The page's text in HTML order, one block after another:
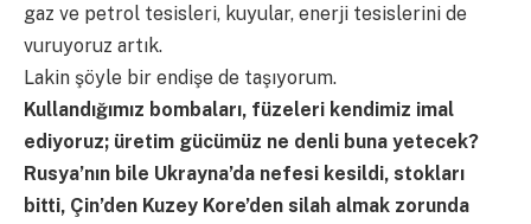
gaz ve petrol tesisleri, kuyular, enerji tesislerini de
vuruyoruz artık.
Lakin şöyle bir endişe de taşıyorum.
Kullandığımız bombaları, füzeleri kendimiz imal
ediyoruz; üretim gücümüz ne denli buna yetecek?
Rusya’nın bile Ukrayna’da nefesi kesildi, stokları
bitti, Çin’den Kuzey Kore’den silah almak zorunda